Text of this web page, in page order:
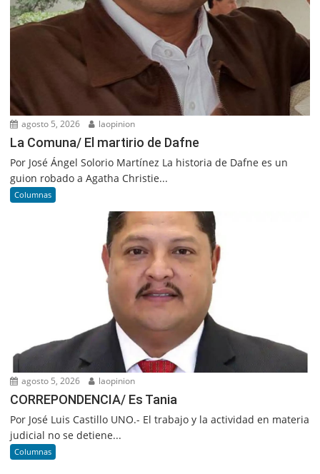
agosto 5, 2026 laopinion
La Comuna/ El martirio de Dafne
Por José Ángel Solorio Martínez La historia de Dafne es un
guion robado a Agatha Christie...
Columnas
agosto 5, 2026 laopinion
CORREPONDENCIA/ Es Tania
Por José Luis Castillo UNO.- El trabajo y la actividad en materia
judicial no se detiene...
Columnas